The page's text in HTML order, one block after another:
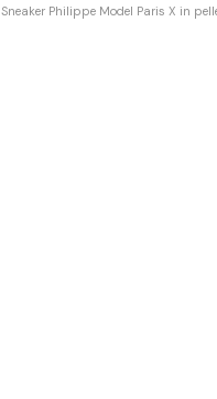
Sneaker Philippe Model Paris X in